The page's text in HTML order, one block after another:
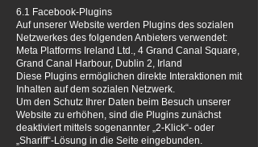
6.1 Facebook-Plugins
Auf unserer Website werden Plugins des sozialen
Netzwerkes des folgenden Anbieters verwendet:
Meta Platforms Ireland Ltd., 4 Grand Canal Square,
Grand Canal Harbour, Dublin 2, Irland
Diese Plugins ermöglichen direkte Interaktionen mit
Inhalten auf dem sozialen Netzwerk.
Um den Schutz Ihrer Daten beim Besuch unserer
Website zu erhöhen, sind die Plugins zunächst
deaktiviert mittels sogenannter „2-Klick“- oder
„Shariff“-Lösung in die Seite eingebunden.